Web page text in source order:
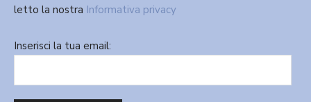
letto la nostra Informativa privacy
Inserisci la tua email: